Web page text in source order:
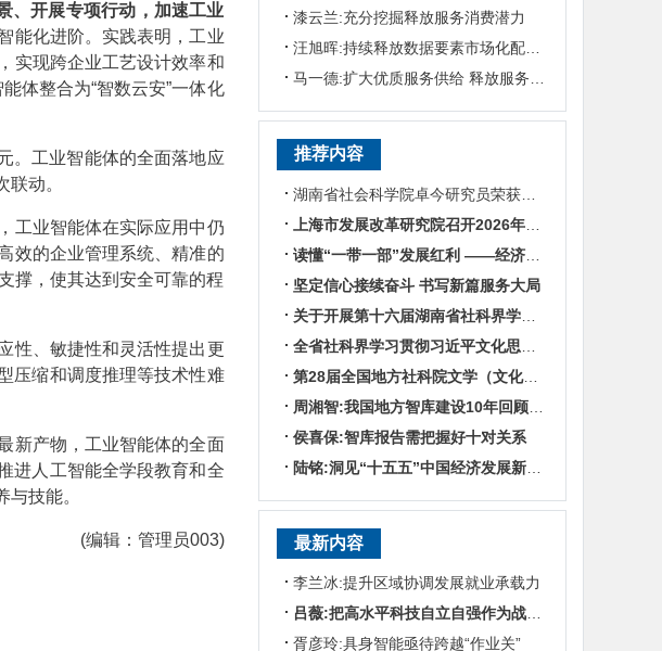
、开展专项行动，加速工业
能化进阶。实践表明，工业
实现跨企业工艺设计效率和
体整合为“智数云安”一体化
。工业智能体的全面落地应
动。
工业智能体在实际应用中仍
效的企业管理系统、精准的
撑，使其达到安全可靠的程
性、敏捷性和灵活性提出更
压缩和调度推理等技术性难
新产物，工业智能体的全面
进人工智能全学段教育和全
技能。
(编辑：管理员003)
漆云兰:充分挖掘释放服务消费潜力
汪旭晖:持续释放数据要素市场化配置改革红利
推荐内容
湖南省社会科学院卓今研究员荣获第九届鲁迅文学奖
上海市发展改革研究院召开2026年半年度工作会议
读懂“一带一部”发展红利 ——经济学专家谈湖南区位优势
坚定信心接续奋斗 书写新篇服务大局
关于开展第十六届湖南省社科界学术年会征文活动的通知
第28届全国地方社科院文学（文化）所所长联席会暨“数智时代地方文化IP建设”学术研讨
周湘智:我国地方智库建设10年回顾与展望
侯喜保:智库报告需把握好十对关系
陆铭:洞见“十五五”中国经济发展新趋势——对话上海交通大学中国发展研究院执行院长陆铭
最新内容
李兰冰:提升区域协调发展就业承载力
吕薇:把高水平科技自立自强作为战略支撑
胥彦玲:具身智能亟待跨越“作业关”